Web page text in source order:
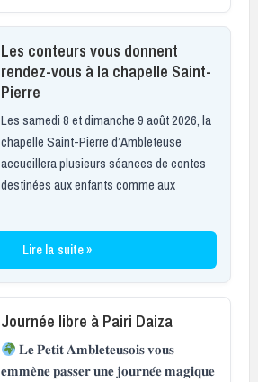
Les conteurs vous donnent
rendez-vous à la chapelle Saint-
Pierre
Les samedi 8 et dimanche 9 août 2026, la
chapelle Saint-Pierre d’Ambleteuse
accueillera plusieurs séances de contes
destinées aux enfants comme aux
Lire la suite »
Journée libre à Pairi Daiza
𝐋𝐞 𝐏𝐞𝐭𝐢𝐭 𝐀𝐦𝐛𝐥𝐞𝐭𝐞𝐮𝐬𝐨𝐢𝐬 𝐯𝐨𝐮𝐬
𝐞𝐦𝐦𝐞̀𝐧𝐞 𝐩𝐚𝐬𝐬𝐞𝐫 𝐮𝐧𝐞 𝐣𝐨𝐮𝐫𝐧𝐞́𝐞 𝐦𝐚𝐠𝐢𝐪𝐮𝐞